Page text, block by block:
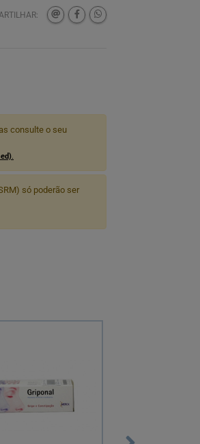
consulte o seu
só poderão ser